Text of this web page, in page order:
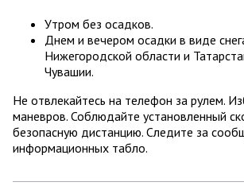
Утром без осадков.
Днем и вечером осадки в виде
Нижегородской области и
Чувашии.
Не отвлекайтесь на телефон за рулем.
маневров. Соблюдайте установленный
безопасную дистанцию. Следите за
информационных табло.